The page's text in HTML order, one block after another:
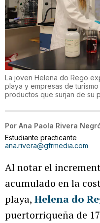
La joven Helena do Rego
playa y empresas de
productos que surjan de su
Por Ana Paola Rivera
Estudiante practicante
ana.rivera@gfrmedia.com
Al notar el
acumulado en la
playa, Helena do
puertorriqueña de